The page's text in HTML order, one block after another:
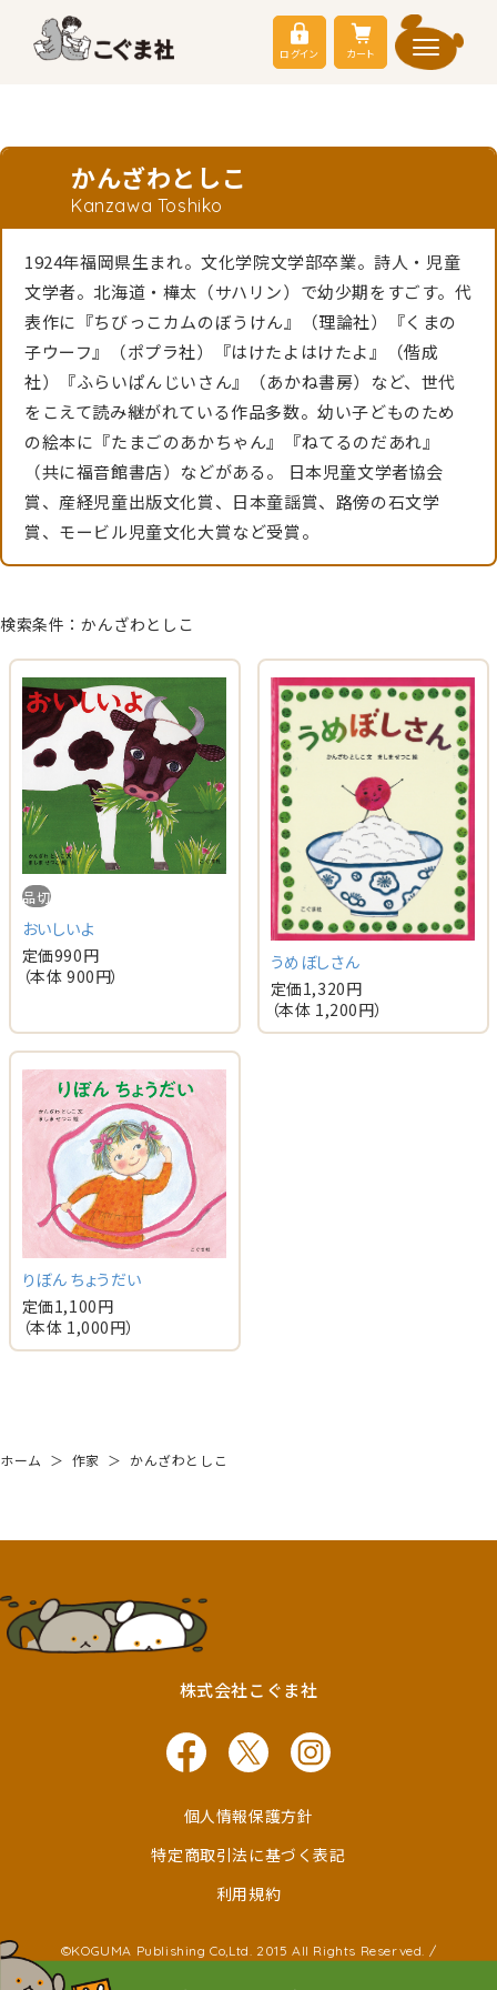
ログイン カート
かんざわとしこ
Kanzawa Toshiko
1924年福岡県生まれ。文化学院文学部卒業。詩人・児童
文学者。北海道・樺太（サハリン）で幼少期をすごす。代
表作に『ちびっこカムのぼうけん』（理論社）『くまの
子ウーフ』（ポプラ社）『はけたよはけたよ』（偕成
社）『ふらいぱんじいさん』（あかね書房）など、世代
をこえて読み継がれている作品多数。幼い子どものため
の絵本に『たまごのあかちゃん』『ねてるのだあれ』
（共に福音館書店）などがある。 日本児童文学者協会
賞、産経児童出版文化賞、日本童謡賞、路傍の石文学
賞、モービル児童文化大賞など受賞。
検索条件：かんざわとしこ
品切
おいしいよ
定価990円
（本体 900円）
うめぼしさん
定価1,320円
（本体 1,200円）
りぼん ちょうだい
定価1,100円
（本体 1,000円）
ホーム ＞ 作家 ＞ かんざわとしこ
株式会社こぐま社
個人情報保護方針
特定商取引法に基づく表記
利用規約
©KOGUMA Publishing Co,Ltd. 2015 All Rights Reserved. /